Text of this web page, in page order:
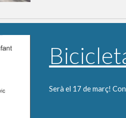
Serà el 17 de març!